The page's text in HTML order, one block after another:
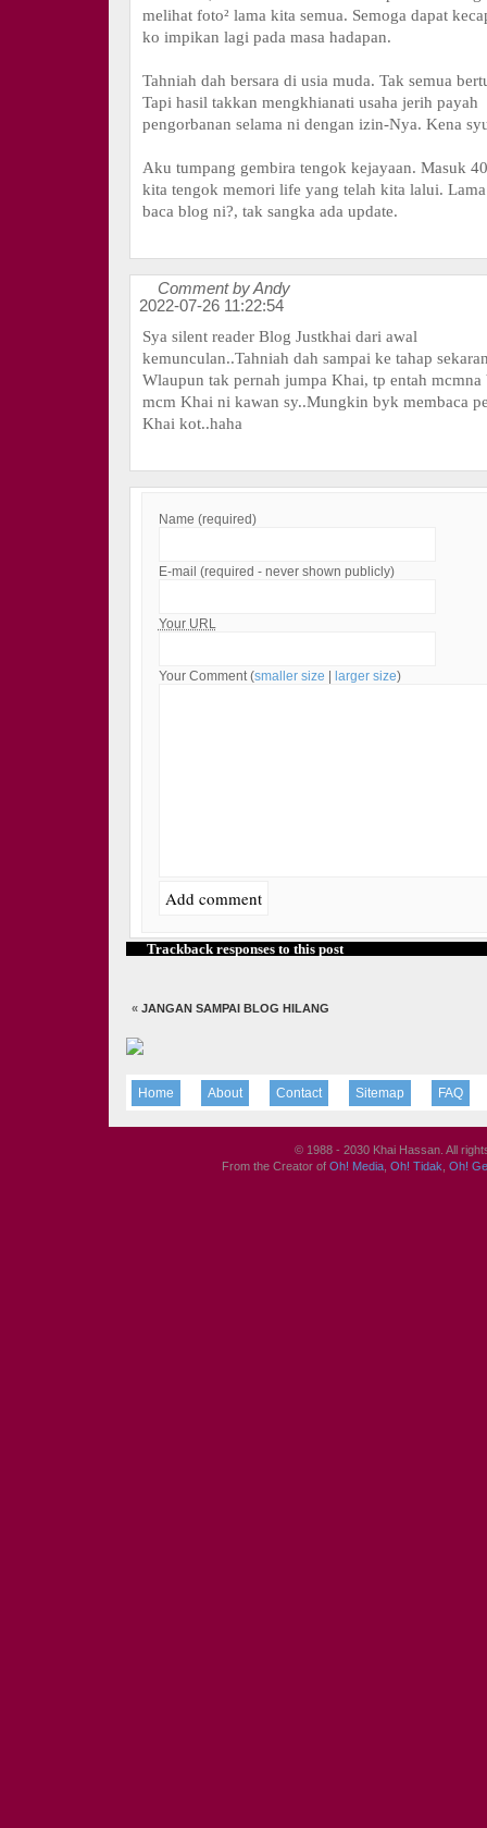
melihat foto² lama kita semua. Semoga dapat
ko impikan lagi pada masa hadapan.
Tahniah dah bersara di usia muda. Tak semua
Tapi hasil takkan mengkhianati usaha jerih payah
pengorbanan selama ni dengan izin-Nya. Kena
Aku tumpang gembira tengok kejayaan. Masuk
kita tengok memori life yang telah kita lalui.
baca blog ni?, tak sangka ada update.
Comment by Andy
2022-07-26 11:22:54
Sya silent reader Blog Justkhai dari awal
kemunculan..Tahniah dah sampai ke tahap
Wlaupun tak pernah jumpa Khai, tp entah mcmna
mcm Khai ni kawan sy..Mungkin byk membaca
Khai kot..haha
Name (required)
E-mail (required - never shown publicly)
Your URL
Your Comment (smaller size larger size)
Trackback responses to this post
« JANGAN SAMPAI BLOG HILANG
Home About Contact Sitemap FAQ
© 1988 - 2030 Khai Hassan. All
From the Creator of Oh! Media Oh! Tidak Oh!